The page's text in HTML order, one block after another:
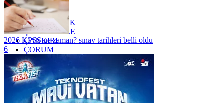
YALOVA
YOZGAT
ZONGULDAK
ÇANAKKALE
ÇANKIRI
ÇORUM
İSTANBUL
İZMİR
ŞANLIURFA
ŞIRNAK
2026 KPSS ne zaman? sınav tarihleri belli oldu
6